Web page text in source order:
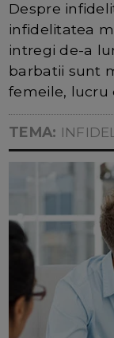
Despre
infidelitatea
intregi de-a
barbatii sunt
femeile, lucru
TEMA: